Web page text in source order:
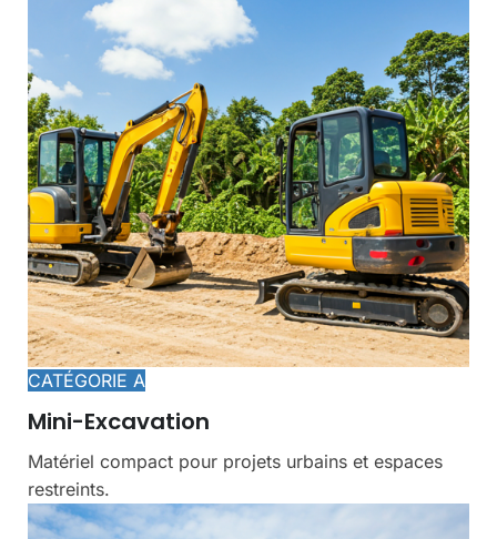
CATÉGORIE A
Mini-Excavation
Matériel compact pour projets urbains et espaces
restreints.